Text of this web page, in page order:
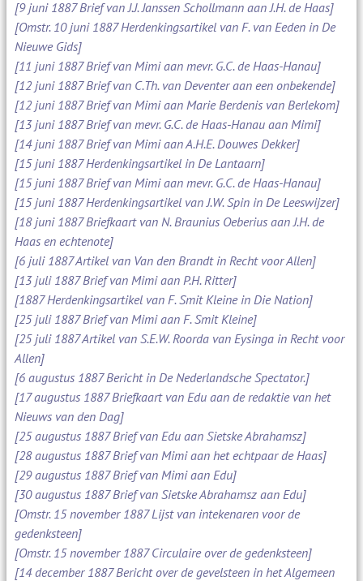
[9 juni 1887 Brief van J.J. Janssen Schollmann aan J.H. de Haas]
[Omstr. 10 juni 1887 Herdenkingsartikel van F. van Eeden in De
Nieuwe Gids]
[11 juni 1887 Brief van Mimi aan mevr. G.C. de Haas-Hanau]
[12 juni 1887 Brief van C.Th. van Deventer aan een onbekende]
[12 juni 1887 Brief van Mimi aan Marie Berdenis van Berlekom]
[13 juni 1887 Brief van mevr. G.C. de Haas-Hanau aan Mimi]
[14 juni 1887 Brief van Mimi aan A.H.E. Douwes Dekker]
[15 juni 1887 Herdenkingsartikel in De Lantaarn]
[15 juni 1887 Brief van Mimi aan mevr. G.C. de Haas-Hanau]
[15 juni 1887 Herdenkingsartikel van J.W. Spin in De Leeswijzer]
[18 juni 1887 Briefkaart van N. Braunius Oeberius aan J.H. de
Haas en echtenote]
[6 juli 1887 Artikel van Van den Brandt in Recht voor Allen]
[13 juli 1887 Brief van Mimi aan P.H. Ritter]
[1887 Herdenkingsartikel van F. Smit Kleine in Die Nation]
[25 juli 1887 Brief van Mimi aan F. Smit Kleine]
[25 juli 1887 Artikel van S.E.W. Roorda van Eysinga in Recht voor
Allen]
[6 augustus 1887 Bericht in De Nederlandsche Spectator.]
[17 augustus 1887 Briefkaart van Edu aan de redaktie van het
Nieuws van den Dag]
[25 augustus 1887 Brief van Edu aan Sietske Abrahamsz]
[28 augustus 1887 Brief van Mimi aan het echtpaar de Haas]
[29 augustus 1887 Brief van Mimi aan Edu]
[30 augustus 1887 Brief van Sietske Abrahamsz aan Edu]
[Omstr. 15 november 1887 Lijst van intekenaren voor de
gedenksteen]
[Omstr. 15 november 1887 Circulaire over de gedenksteen]
[14 december 1887 Bericht over de gevelsteen in het Algemeen